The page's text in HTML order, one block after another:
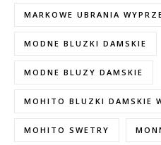
MARKOWE UBRANIA
MODNE BLUZKI DAMSKIE
MODNE BLUZY DAMSKIE
MOHITO BLUZKI DAMSKIE
MOHITO SWETRY